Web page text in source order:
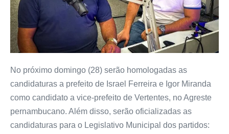
No próximo domingo (28) serão homologadas as
candidaturas a prefeito de Israel Ferreira e Igor Miranda
como candidato a vice-prefeito de Vertentes, no Agreste
pernambucano. Além disso, serão oficializadas as
candidaturas para o Legislativo Municipal dos partidos: